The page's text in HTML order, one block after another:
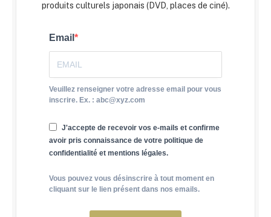
produits culturels japonais (DVD, places de ciné).
Email
Veuillez renseigner votre adresse email pour vous
inscrire. Ex. : abc@xyz.com
J'accepte de recevoir vos e-mails et confirme
avoir pris connaissance de votre politique de
confidentialité et mentions légales.
Vous pouvez vous désinscrire à tout moment en
cliquant sur le lien présent dans nos emails.